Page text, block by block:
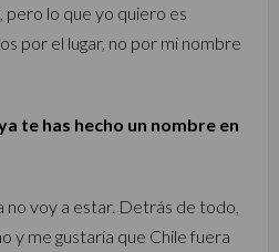
pero lo que yo quiero es
por el lugar, no por mi nombre
te has hecho un nombre en
no voy a estar. Detrás de todo,
y me gustaría que Chile fuera